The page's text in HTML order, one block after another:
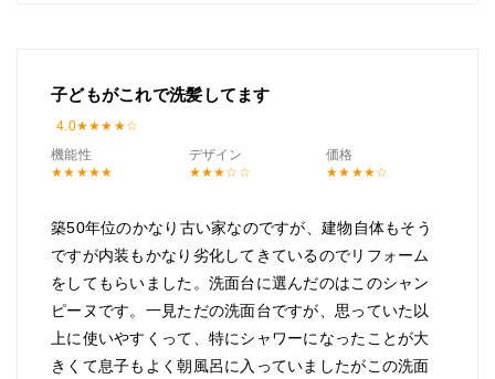
子どもがこれで洗髪してます
4.0
機能性
デザイン 価格
築50年位のかなり古い家なのですが、建物自体もそう
ですが内装もかなり劣化してきているのでリフォーム
をしてもらいました。洗面台に選んだのはこのシャン
ピーヌです。一見ただの洗面台ですが、思っていた以
上に使いやすくって、特にシャワーになったことが大
きくて息子もよく朝風呂に入っていましたがこの洗面